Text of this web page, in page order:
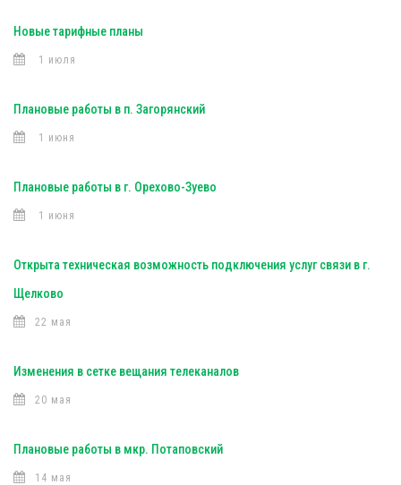
Новые тарифные планы
1 июля
Плановые работы в п. Загорянский
1 июня
Плановые работы в г. Орехово-Зуево
1 июня
Открыта техническая возможность подключения услуг связи в г.
Щелково
22 мая
Изменения в сетке вещания телеканалов
20 мая
Плановые работы в мкр. Потаповский
14 мая